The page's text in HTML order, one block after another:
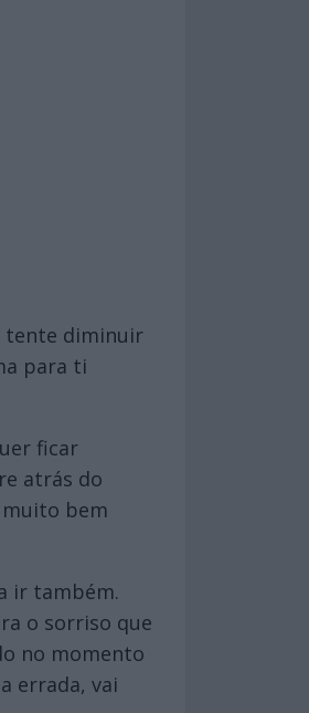
tente diminuir
para ti
ficar
atrás do
bem
ir também.
o sorriso que
no momento
errada, vai